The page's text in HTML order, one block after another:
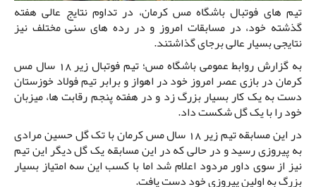
تیم های فوتبال باشگاه مس کرمان، در تداوم نتایج عالی هفته
گذشته خود، در مسابقات امروز و در رده های سنی مختلف نیز
نتایجی بسیار عالی برجای گذاشتند.
به گزارش روابط عمومی باشگاه مس؛ تیم فوتبال زیر 18 سال مس
کرمان در بازی عصر امروز خود در اهواز و برابر تیم فولاد خوزستان
دست به یک کار بسیار بزرگ زد و در هفته پنجم رقابت ها، میزبان
خود را با یک گل شکست داد.
در این مسابقه تیم زیر 18 سال مس کرمان با تک گل حسین مرادی
به پیروزی رسید و در حالی که در این مسابقه یک گل دیگر این تیم
نیز از سوی داور مردود اعلام شد اما با کسب این سه امتیاز بسیار
بزرگ به اولین پیروزی خود دست یافت.